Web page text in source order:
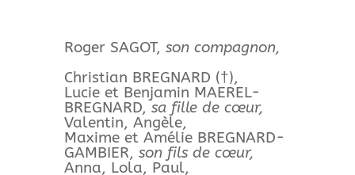
Roger SAGOT, son compagnon,
Christian BREGNARD (†),
Lucie et Benjamin MAEREL-
BREGNARD, sa fille de cœur,
Valentin, Angèle,
Maxime et Amélie BREGNARD-
GAMBIER, son fils de cœur,
Anna, Lola, Paul,